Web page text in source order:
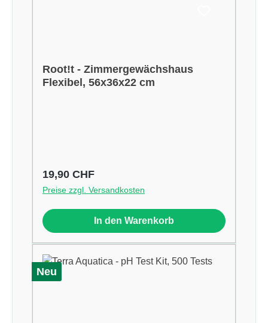
Root!t - Zimmergewächshaus
Flexibel, 56x36x22 cm
Regulärer Preis:
19,90 CHF
Preise zzgl. Versandkosten
In den Warenkorb
Neu